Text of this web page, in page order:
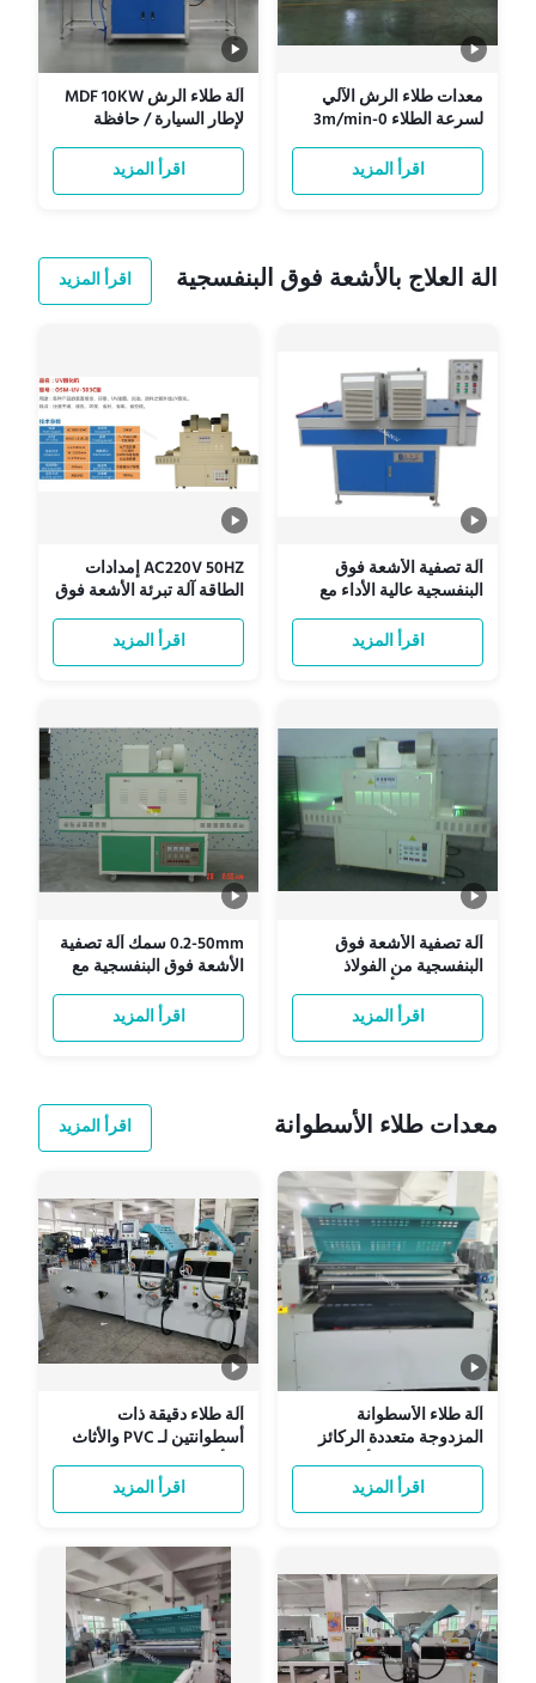
معدات طلاء الرش الآلي
لسرعة الطلاء 0-3m/min
ومسدس الرش
اقرأ المزيد
آلة طلاء الرش MDF 10KW
لإطار السيارة / حافظة
الهاتف المحمول
اقرأ المزيد
الة العلاج بالأشعة فوق البنفسجية اقرأ المزيد
آلة تصفية الأشعة فوق
البنفسجية عالية الأداء مع
مصباح فوق البنفسجية
365nm لمنطقة التشطيب
300mm * 400mm
اقرأ المزيد
AC220V 50HZ إمدادات
الطاقة آلة تبرئة الأشعة فوق
البنفسجية لمنتجات الفولاذ
المقاوم للصدأاقرأ المزيد
آلة تصفية الأشعة فوق
البنفسجية من الفولاذ
المقاوم للصدأ طول الموجة
اقرأ المزيد
0.2-50mm سمك آلة تصفية
الأشعة فوق البنفسجية مع
نظام التحكم PLC 8000
ساعة حياة المصباح
اقرأ المزيد
معدات طلاء الأسطوانة اقرأ المزيد
آلة طلاء الأسطوانة
المزدوجة متعددة الركائز
معدات معالجة الأسطح
متعددة الاستخدامات
للتطبيقات الصناعية
اقرأ المزيد
آلة طلاء دقيقة ذات
أسطوانتين لـ PVC والأثاث
والألواح المعدنية مع سمك
طلاء قابل للتخصيص
اقرأ المزيد